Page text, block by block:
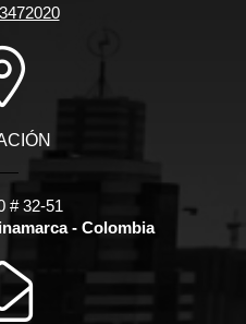
# 32-51
- Colombia